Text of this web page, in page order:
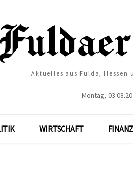
Aktuelles aus Fulda, Hessen
Montag,
WIRTSCHAFT